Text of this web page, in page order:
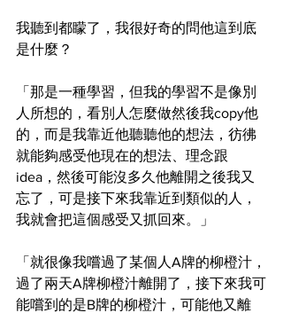
我聽到都矇了，我很好奇的問他這到底
是什麼？
「那是一種學習，但我的學習不是像別
人所想的，看別人怎麼做然後我copy他
的，而是我靠近他聽聽他的想法，彷彿
就能夠感受他現在的想法、理念跟
idea，然後可能沒多久他離開之後我又
忘了，可是接下來我靠近到類似的人，
我就會把這個感受又抓回來。」
「就很像我嚐過了某個人A牌的柳橙汁，
過了兩天A牌柳橙汁離開了，接下來我可
能嚐到的是B牌的柳橙汁，可能他又離